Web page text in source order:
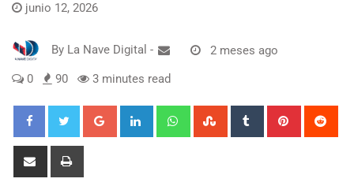
junio 12, 2026
By La Nave Digital - 2 meses ago
0 90 3 minutes read
Google+ LinkedIn WhatsappStumbleUpon
Tumblr Pinterest
Share